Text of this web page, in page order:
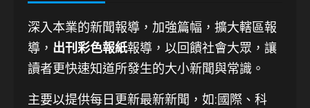
深入本業的新聞報導，加強篇幅，擴大轄區報
導， 出刊彩色報紙報導，以回饋社會大眾，讓
讀者更快速知道所發生的大小新聞與常識。
主要以提供每日更新最新新聞 ，如:國際、科